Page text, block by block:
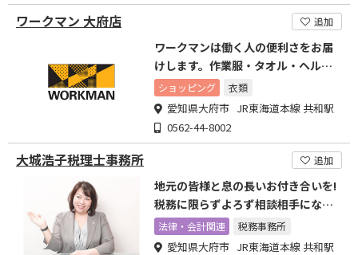
ワークマン 大府店 追加
ワークマンは働く人の便利さをお届
けします。作業服・タオル・ヘルメ
ット等名入れ注文承ります!
ショッピング 衣類
愛知県大府市 JR東海道本線 共和駅
0562-44-8002
大城浩子税理士事務所 追加
地元の皆様と息の長いお付き合いを!
税務に限らずよろず相談相手になれ
れば幸いです。
法律・会計関連 税務事務所
愛知県大府市 JR東海道本線 共和駅